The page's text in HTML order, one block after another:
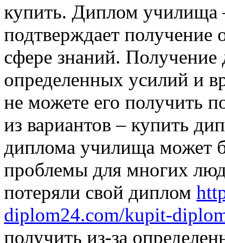
купить. Диплом училища
подтверждает получение
сфере знаний.
определенных усилий и
не можете его получить
из вариантов – купить
диплома училища может
проблемы для многих
потеряли свой диплом
diplom24.com/kupit-
получить из-за